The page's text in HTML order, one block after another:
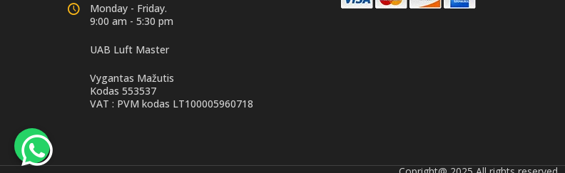
Monday - Friday.
9:00 am - 5:30 pm
UAB Luft Master
Vygantas Mažutis
Kodas 553537
VAT : PVM kodas LT100005960718